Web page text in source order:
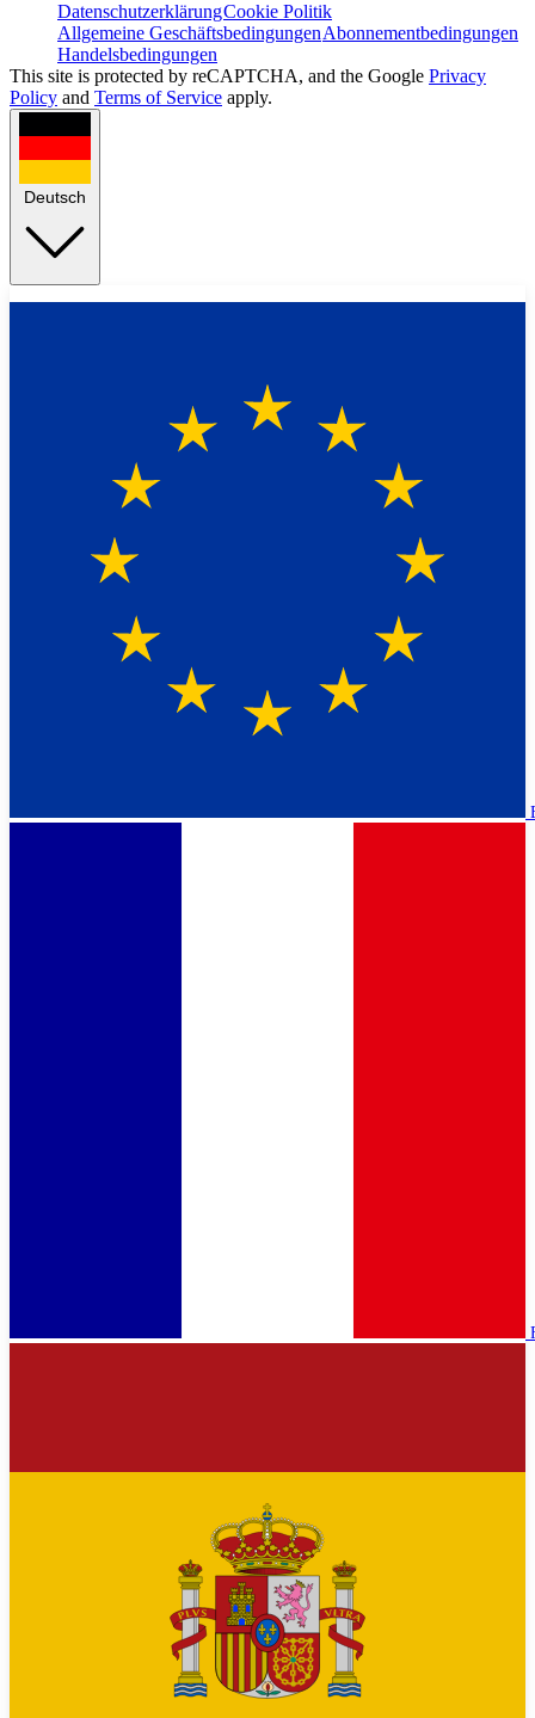
DatenschutzerklärungCookie Politik
Allgemeine GeschäftsbedingungenAbonnementbedingungen
Handelsbedingungen
This site is protected by reCAPTCHA, and the Google Privacy
Policy and Terms of Service apply.
Deutsch